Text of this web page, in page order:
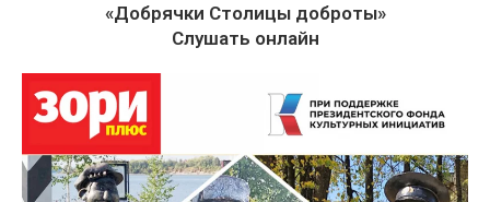
«Добрячки Столицы доброты»
Слушать онлайн